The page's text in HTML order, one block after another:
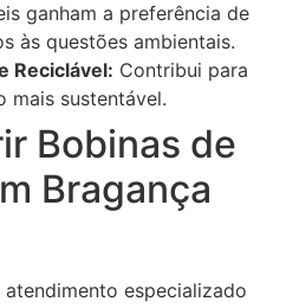
ganham a preferência de
às questões ambientais.
Reciclável: Contribui para
mais sustentável.
Bobinas de
Bragança
especializado